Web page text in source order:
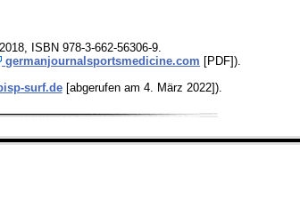
ISBN 978-3-662-56306-9.
germanjournalsportsmedicine.com [PDF]).
surf.de[abgerufen am 4. März 2022]).